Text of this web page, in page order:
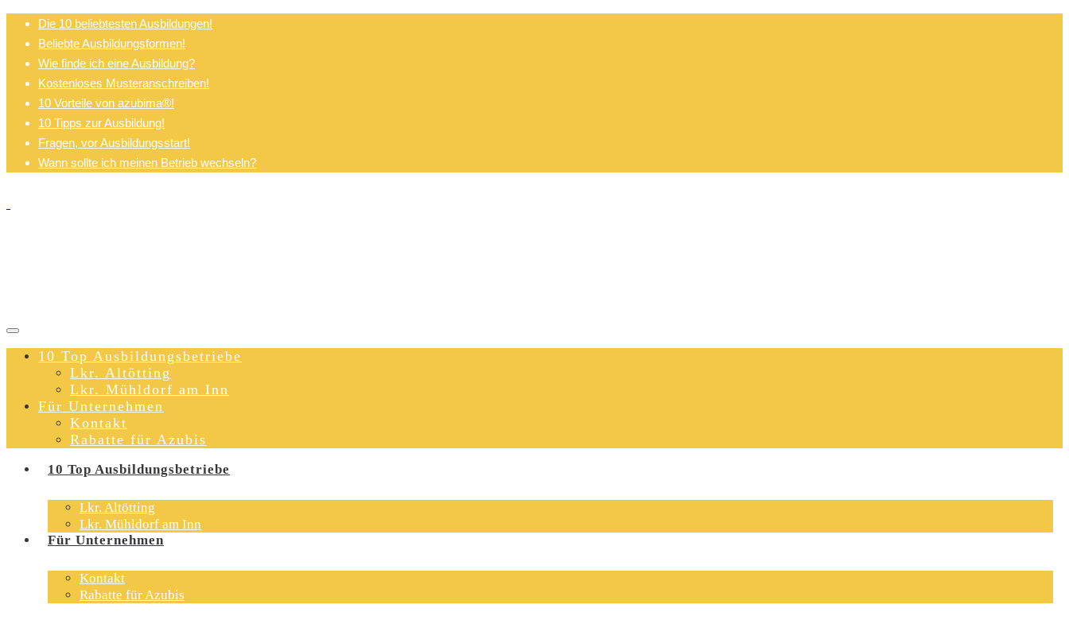
Die 10 beliebtesten Ausbildungen!
Beliebte Ausbildungsformen!
Wie finde ich eine Ausbildung?
Kostenloses Musteranschreiben!
10 Vorteile von azubima®!
10 Tipps zur Ausbildung!
Fragen, vor Ausbildungsstart!
Wann sollte ich meinen Betrieb wechseln?
10 Top Ausbildungsbetriebe
Lkr. Altötting
Lkr. Mühldorf am Inn
Für Unternehmen
Kontakt
Rabatte für Azubis
10 Top Ausbildungsbetriebe
Lkr. Altötting
Lkr. Mühldorf am Inn
Für Unternehmen
Kontakt
Rabatte für Azubis